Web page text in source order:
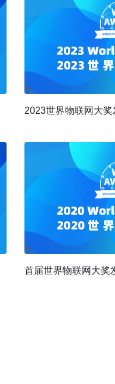
2023世界物联网大奖
首届世界物联网大奖